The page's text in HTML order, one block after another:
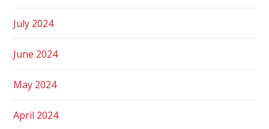
July 2024
June 2024
May 2024
April 2024